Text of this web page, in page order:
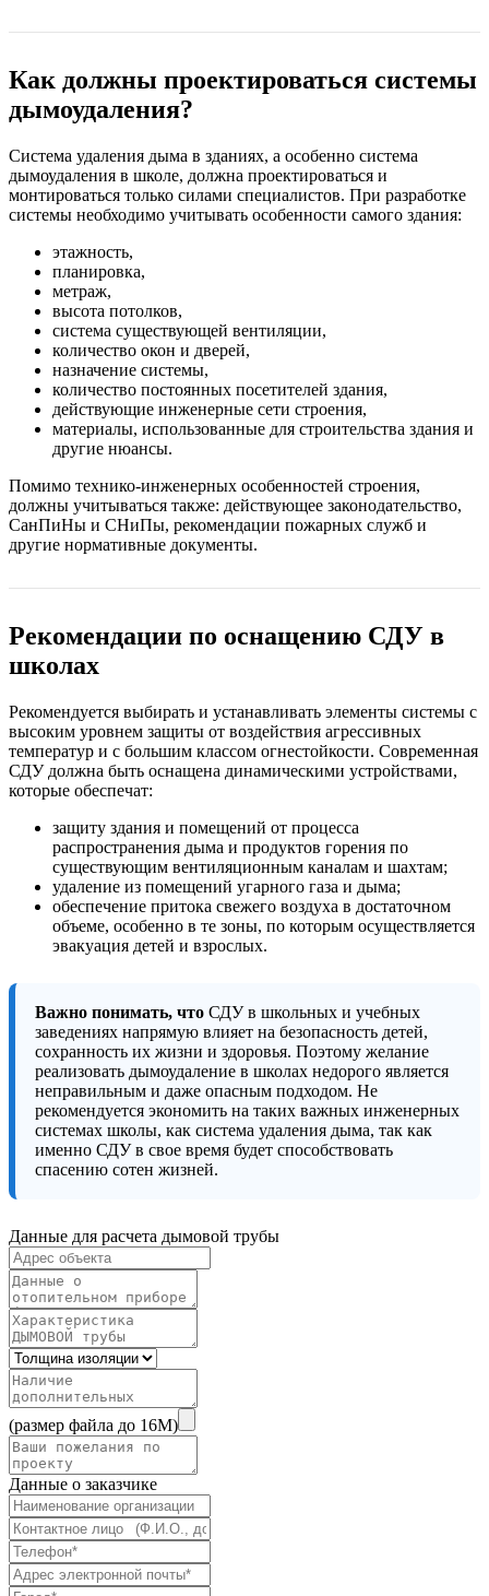
Как должны проектироваться системы
дымоудаления?
Система удаления дыма в зданиях, а особенно система
дымоудаления в школе, должна проектироваться и
монтироваться только силами специалистов. При разработке
системы необходимо учитывать особенности самого здания:
этажность,
планировка,
метраж,
высота потолков,
система существующей вентиляции,
количество окон и дверей,
назначение системы,
количество постоянных посетителей здания,
действующие инженерные сети строения,
материалы, использованные для строительства здания и
другие нюансы.
Помимо технико-инженерных особенностей строения,
должны учитываться также: действующее законодательство,
СанПиНы и СНиПы, рекомендации пожарных служб и
другие нормативные документы.
Рекомендации по оснащению СДУ в
школах
Рекомендуется выбирать и устанавливать элементы системы с
высоким уровнем защиты от воздействия агрессивных
температур и с большим классом огнестойкости. Современная
СДУ должна быть оснащена динамическими устройствами,
которые обеспечат:
защиту здания и помещений от процесса
распространения дыма и продуктов горения по
существующим вентиляционным каналам и шахтам;
удаление из помещений угарного газа и дыма;
обеспечение притока свежего воздуха в достаточном
объеме, особенно в те зоны, по которым осуществляется
эвакуация детей и взрослых.
Важно понимать, что СДУ в школьных и учебных
заведениях напрямую влияет на безопасность детей,
сохранность их жизни и здоровья. Поэтому желание
реализовать дымоудаление в школах недорого является
неправильным и даже опасным подходом. Не
рекомендуется экономить на таких важных инженерных
системах школы, как система удаления дыма, так как
именно СДУ в свое время будет способствовать
спасению сотен жизней.
Данные для расчета дымовой трубы
(размер файла до 16M)
Данные о заказчике